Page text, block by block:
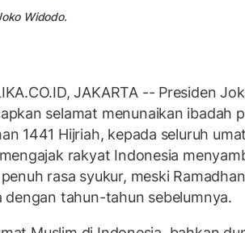
Widodo.
JAKARTA -- Presiden
selamat menunaikan ibadah
1441 Hijriah, kepada seluruh
rakyat Indonesia
rasa syukur, meski
dengan tahun-tahun sebelumnya.